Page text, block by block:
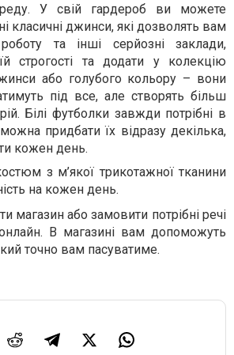
У свій гардероб ви можете
класичні джинси, які дозволять вам
роботу та інші серйозні заклади,
строгості та додати у колекцію
або голубого кольору – вони
під все, але створять більш
Білі футболки завжди потрібні в
придбати їх відразу декілька,
кожен день.
з м’якої трикотажної тканини
на кожен день.
магазин або замовити потрібні речі
В магазині вам допоможуть
точно вам пасуватиме.